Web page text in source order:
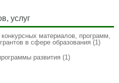
услуг
конкурсных материалов, программ,
в сфере образования (1)
развития (1)